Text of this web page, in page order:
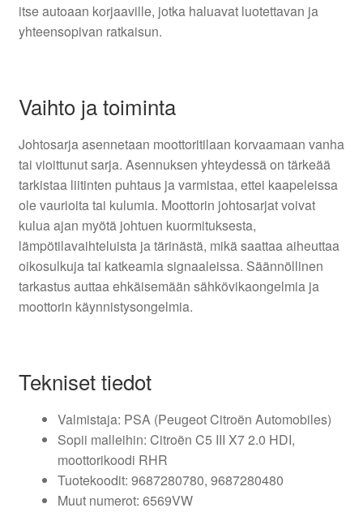
itse autoaan korjaaville, jotka haluavat luotettavan ja
yhteensopivan ratkaisun.
Vaihto ja toiminta
Johtosarja asennetaan moottoritilaan korvaamaan vanha
tai vioittunut sarja. Asennuksen yhteydessä on tärkeää
tarkistaa liitinten puhtaus ja varmistaa, ettei kaapeleissa
ole vaurioita tai kulumia. Moottorin johtosarjat voivat
kulua ajan myötä johtuen kuormituksesta,
lämpötilavaihteluista ja tärinästä, mikä saattaa aiheuttaa
oikosulkuja tai katkeamia signaaleissa. Säännöllinen
tarkastus auttaa ehkäisemään sähkövikaongelmia ja
moottorin käynnistysongelmia.
Tekniset tiedot
Valmistaja: PSA (Peugeot Citroën Automobiles)
Sopii malleihin: Citroën C5 III X7 2.0 HDI,
moottorikoodi RHR
Tuotekoodit: 9687280780, 9687280480
Muut numerot: 6569VW